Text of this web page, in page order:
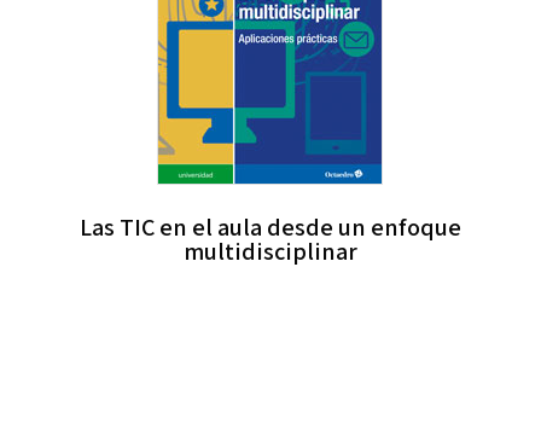
Las TIC en el aula desde un enfoque
multidisciplinar